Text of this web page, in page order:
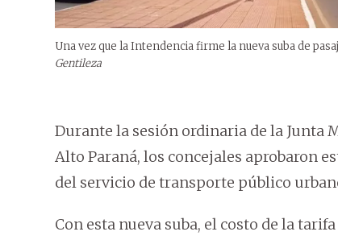
Una vez que la Intendencia firme la nueva suba de
Gentileza
Durante la sesión ordinaria de la Junta
Alto Paraná, los concejales aprobaron
del servicio de transporte público
Con esta nueva suba, el costo de la